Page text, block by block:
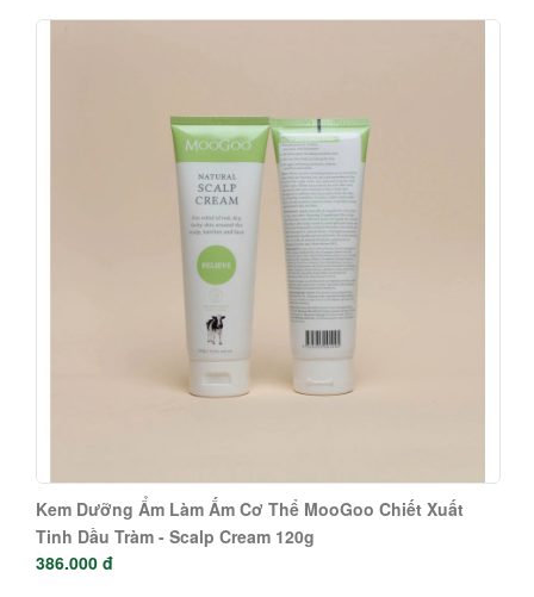
Kem Dưỡng Ẩm Làm Ấm Cơ Thể MooGoo Chiết Xuất
Tinh Dầu Tràm - Scalp Cream 120g
386.000 đ